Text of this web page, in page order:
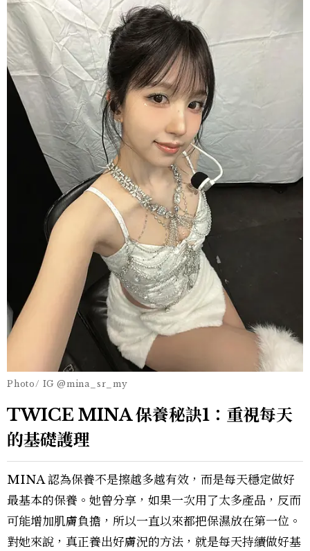
Photo/ IG @mina_sr_my
TWICE MINA 保養秘訣1：重視每天
的基礎護理
MINA 認為保養不是擦越多越有效，而是每天穩定做好
最基本的保養。她曾分享，如果一次用了太多產品，反而
可能增加肌膚負擔，所以一直以來都把保濕放在第一位。
對她來說，真正養出好膚況的方法，就是每天持續做好基